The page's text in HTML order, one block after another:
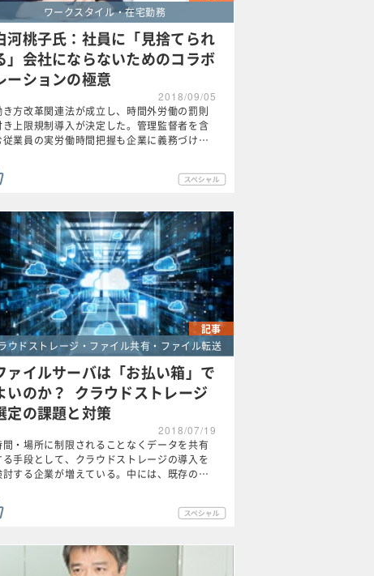
ワークスタイル・在宅勤務
河桃子氏：社員に「見捨てられ
」会社にならないためのコラボ
ーションの極意
2018/09/05
き方改革関連法が成立し、時間外労働の罰則
き上限規制導入が決定した。管理監督者を含
従業員の実労働時間把握も企業に義務づけ…
記事
ウドストレージ・ファイル共有・ファイル転送
ァイルサーバは「お払い箱」で
いのか？ クラウドストレージ
定の課題と対策
2018/07/19
間・場所に制限されることなくデータを共有
る手段として、クラウドストレージの導入を
討する企業が増えている。中には、既存の…